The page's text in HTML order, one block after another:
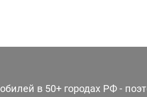
в 50+ городах РФ -